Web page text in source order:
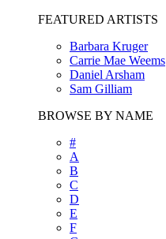
FEATURED ARTISTS
Barbara Kruger
Carrie Mae Weems
Daniel Arsham
Sam Gilliam
BROWSE BY NAME
#
A
B
C
D
E
F